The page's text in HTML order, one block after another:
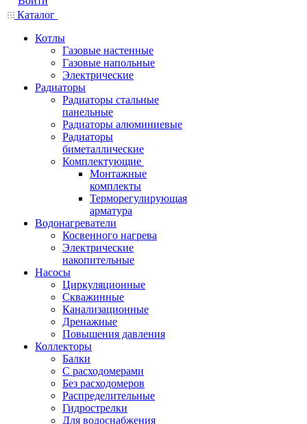
Каталог
Котлы
Газовые настенные
Газовые напольные
Электрические
Радиаторы
Радиаторы стальные
панельные
Радиаторы алюминиевые
Радиаторы
биметаллические
Комплектующие
Монтажные
комплекты
Терморегулирующая
арматура
Водонагреватели
Косвенного нагрева
Электрические
накопительные
Насосы
Циркуляционные
Скважинные
Канализационные
Дренажные
Повышения давления
Коллекторы
Балки
С расходомерами
Без расходомеров
Распределительные
Гидрострелки
Для водоснабжения